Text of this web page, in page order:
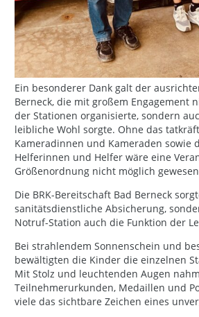
Ein besonderer Dank galt der
Berneck, die mit großem Engagement
der Stationen organisierte, sondern
leibliche Wohl sorgte. Ohne das
Kameradinnen und Kameraden sowie
Helferinnen und Helfer wäre eine
Größenordnung nicht möglich
Die BRK-Bereitschaft Bad Berneck
sanitätsdienstliche Absicherung,
Notruf-Station auch die Funktion der
Bei strahlendem Sonnenschein und
bewältigten die Kinder die einzelnen
Mit Stolz und leuchtenden Augen
Teilnehmerurkunden, Medaillen und
viele das sichtbare Zeichen eines